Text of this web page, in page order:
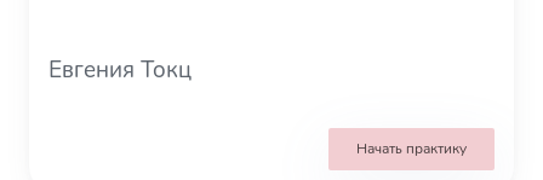
Евгения Токц
Начать практику